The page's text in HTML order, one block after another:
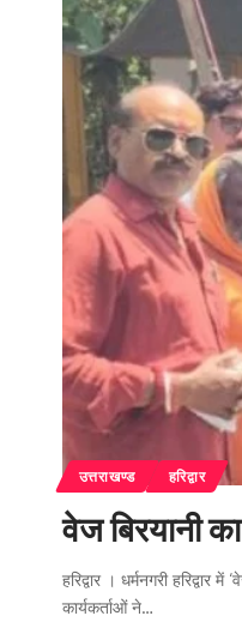
उत्तराखण्ड हरिद्वार
वेज बिरयानी
हरिद्वार । धर्मनगरी
कार्यकर्ताओं ने…